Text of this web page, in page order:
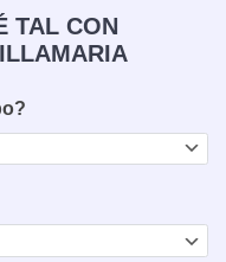
TAL CON